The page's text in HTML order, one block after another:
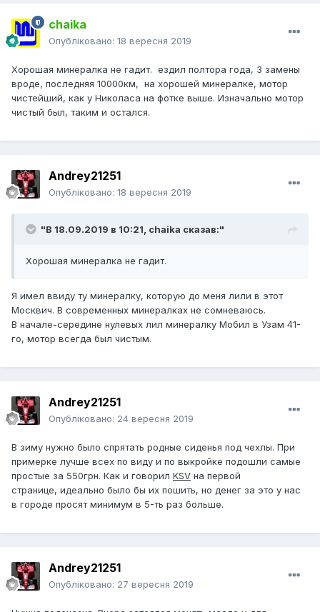
chaika
Опубліковано: 18 вересня 2019
Хорошая минералка не гадит. ездил полтора года, 3 замены
вроде, последняя 10000км, на хорошей минералке, мотор
чистейший, как у Николаса на фотке выше. Изначально мотор
чистый был, таким и остался.
Andrey21251
Опубліковано: 18 вересня 2019
"В 18.09.2019 в 10:21, chaika сказав:"
Хорошая минералка не гадит.
Я имел ввиду ту минералку, которую до меня лили в этот
Москвич. В современных минералках не сомневаюсь.
В начале-середине нулевых лил минералку Мобил в Узам 41-
го, мотор всегда был чистым.
Andrey21251
Опубліковано: 24 вересня 2019
В зиму нужно было спрятать родные сиденья под чехлы. При
примерке лучше всех по виду и по выкройке подошли самые
простые за 550грн. Как и говорил KSV на первой
странице, идеально было бы их пошить, но денег за это у нас
в городе просят минимум в 5-ть раз больше.
Andrey21251
Опубліковано: 27 вересня 2019